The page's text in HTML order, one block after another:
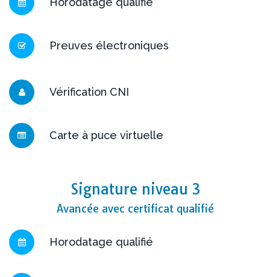
Preuves électroniques
Vérification CNI
Carte à puce virtuelle
Signature niveau 3
Avancée avec certificat qualifié
Horodatage qualifié